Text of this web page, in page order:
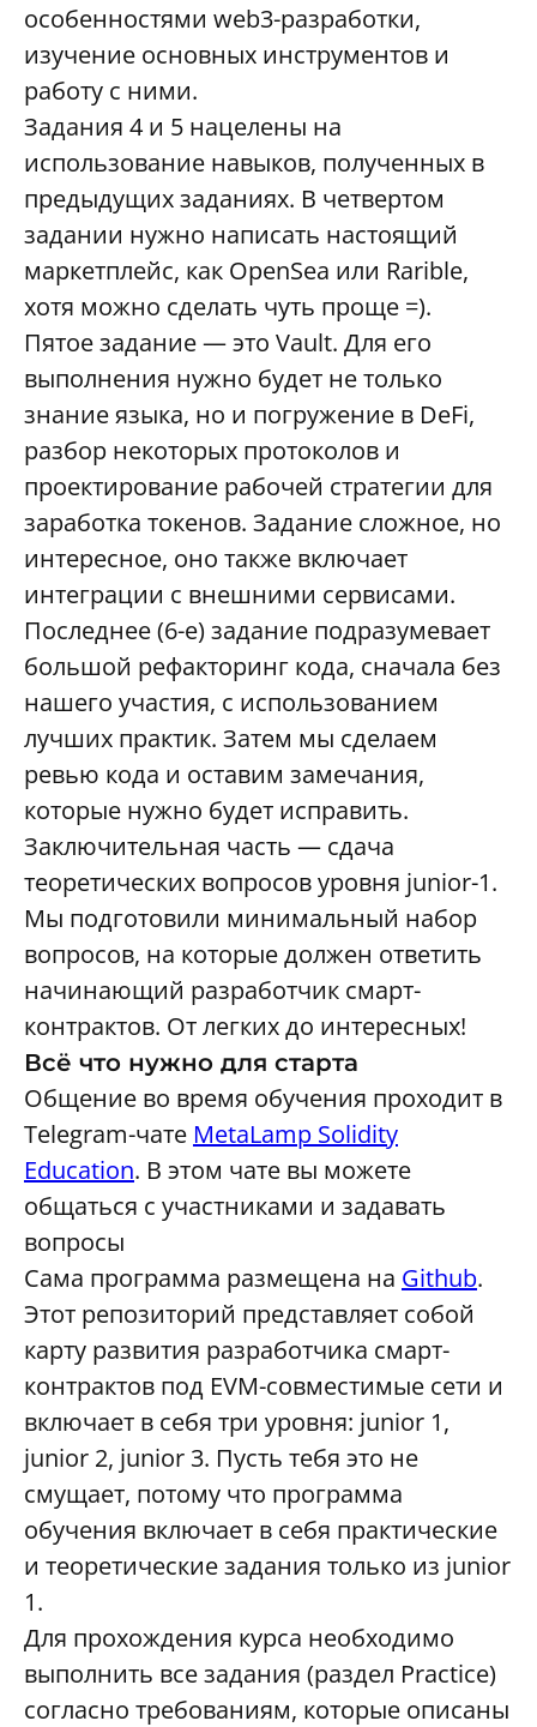
особенностями web3-разработки,
изучение основных инструментов и
работу с ними.
Задания 4 и 5 нацелены на
использование навыков, полученных в
предыдущих заданиях. В четвертом
задании нужно написать настоящий
маркетплейс, как OpenSea или Rarible,
хотя можно сделать чуть проще =).
Пятое задание — это Vault. Для его
выполнения нужно будет не только
знание языка, но и погружение в DeFi,
разбор некоторых протоколов и
проектирование рабочей стратегии для
заработка токенов. Задание сложное, но
интересное, оно также включает
интеграции с внешними сервисами.
Последнее (6-е) задание подразумевает
большой рефакторинг кода, сначала без
нашего участия, с использованием
лучших практик. Затем мы сделаем
ревью кода и оставим замечания,
которые нужно будет исправить.
Заключительная часть — сдача
теоретических вопросов уровня junior-1.
Мы подготовили минимальный набор
вопросов, на которые должен ответить
начинающий разработчик смарт-
контрактов. От легких до интересных!
Всё что нужно для старта
Общение во время обучения проходит в
Telegram-чате MetaLamp Solidity
Education. В этом чате вы можете
общаться с участниками и задавать
вопросы
Сама программа размещена на Github.
Этот репозиторий представляет собой
карту развития разработчика смарт-
контрактов под EVM-совместимые сети и
включает в себя три уровня: junior 1,
junior 2, junior 3. Пусть тебя это не
смущает, потому что программа
обучения включает в себя практические
и теоретические задания только из junior
1.
Для прохождения курса необходимо
выполнить все задания (раздел Practice)
согласно требованиям, которые описаны